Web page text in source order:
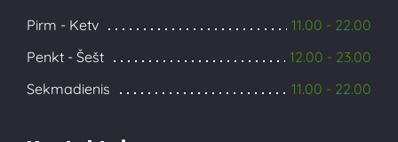
Pirm - Ketv
11.00 - 22.00
Penkt - Šešt
12.00 - 23.00
Sekmadienis
11.00 - 22.00